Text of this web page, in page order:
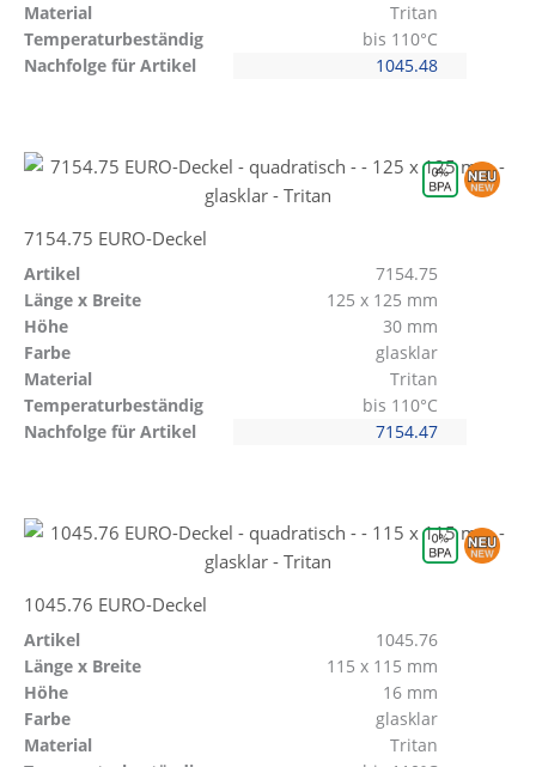
Material
Tritan
Temperaturbeständig
bis 110°C
Nachfolge für Artikel
1045.48
7154.75 EURO-Deckel
Artikel
7154.75
Länge x Breite
125 x 125 mm
Höhe
30 mm
Farbe
glasklar
Material
Tritan
Temperaturbeständig
bis 110°C
Nachfolge für Artikel
7154.47
1045.76 EURO-Deckel
Artikel
1045.76
Länge x Breite
115 x 115 mm
Höhe
16 mm
Farbe
glasklar
Material
Tritan